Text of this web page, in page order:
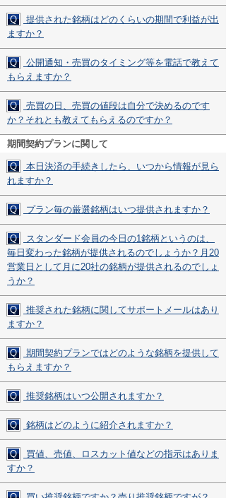
Q
提供された銘柄はどのくらいの期間で利益が出
ますか？
Q
公開通知・売買のタイミング等を電話で教えて
もらえますか？
Q
売買の日、売買の値段は自分で決めるのです
か？それとも教えてもらえるのですか？
期間契約プランに関して
Q
本日決済の手続きしたら、いつから情報が見ら
れますか？
Q プラン毎の厳選銘柄はいつ提供されますか？
Q
スタンダード会員の今日の1銘柄というのは、
毎日変わった銘柄が提供されるのでしょうか？月20
営業日として月に20社の銘柄が提供されるのでしょ
うか？
Q
推奨された銘柄に関してサポートメールはあり
ますか？
Q
期間契約プランではどのような銘柄を提供して
もらえますか？
Q 推奨銘柄はいつ公開されますか？
Q 銘柄はどのように紹介されますか？
Q
買値、売値、ロスカット値などの指示はありま
すか？